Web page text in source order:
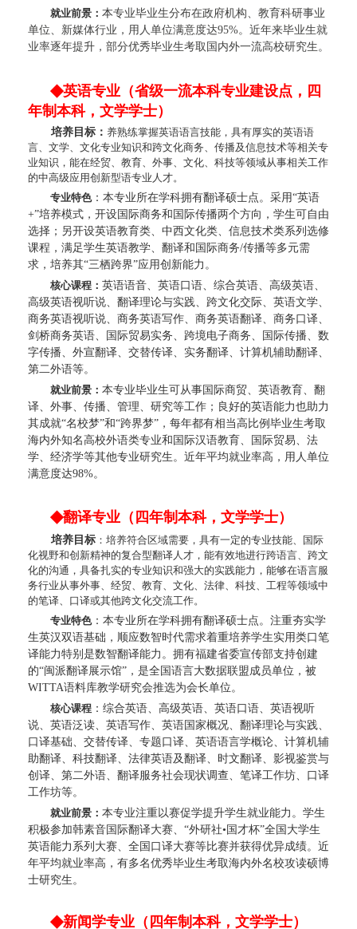
就业前景： 本专业毕业生分布在政府机构、教育科研事业
单位、新媒体行业，用人单位满意度达95%。近年来毕业生就
业率逐年提升，部分优秀毕业生考取国内外一流高校研究生。
◆英语专业 （省级一流本科专业建设点，四
年制本科，文学学士）
培养目标： 养熟练掌握英语语言技能，具有厚实的英语语
言、文学、文化专业知识和跨文化商务、传播及信息技术等相关专
业知识，能在经贸、教育、外事、文化、科技等领域从事相关工作
的中高级应用创新型语专业人才。
专业特色： 本专业所在学科拥有翻译硕士点。采用“英语
+”培养模式，开设国际商务和国际传播两个方向，学生可自由
选择；另开设英语教育类、中西文化类、信息技术类系列选修
课程，满足学生英语教学、翻译和国际商务/传播等多元需
求，培养其“三栖跨界”应用创新能力。
核心课程： 英语语音、英语口语、综合英语、高级英语、
高级英语视听说、翻译理论与实践、跨文化交际、英语文学、
商务英语视听说、商务英语写作、商务英语翻译、商务口译、
剑桥商务英语、国际贸易实务、跨境电子商务、国际传播、数
字传播、外宣翻译、交替传译、实务翻译、计算机辅助翻译、
第二外语等。
就业前景： 本专业毕业生可从事国际商贸、英语教育、翻
译、外事、传播、管理、研究等工作；良好的英语能力也助力
其成就“名校梦”和“跨界梦”，每年都有相当高比例毕业生考取
海内外知名高校外语类专业和国际汉语教育、国际贸易、法
学、经济学等其他专业研究生。近年平均就业率高，用人单位
满意度达98%。
◆翻译专业（四年制本科，文学学士）
培养目标 ：培养符合区域需要，具有一定的专业技能、国际
化视野和创新精神的复合型翻译人才，能有效地进行跨语言、跨文
化的沟通，具备扎实的专业知识和强大的实践能力，能够在语言服
务行业从事外事、经贸、教育、文化、法律、科技、工程等领域中
的笔译、口译或其他跨文化交流工作。
专业特色： 本专业所在学科拥有翻译硕士点。注重夯实学
生英汉双语基础，顺应数智时代需求着重培养学生实用类口笔
译能力特别是数智翻译能力。拥有福建省委宣传部支持创建
的“闽派翻译展示馆”，是全国语言大数据联盟成员单位，被
WITTA语料库教学研究会推选为会长单位。
核心课程 ： 综合英语、高级英语、英语口语、英语视听
说、英语泛读、英语写作、英语国家概况、翻译理论与实践、
口译基础、交替传译、专题口译、英语语言学概论、计算机辅
助翻译、科技翻译、法律英语及翻译、时文翻译、影视鉴赏与
创译、第二外语、翻译服务社会现状调查、笔译工作坊、口译
工作坊等。
就业前景： 本专业注重以赛促学提升学生就业能力。学生
积极参加韩素音国际翻译大赛、 “外研社•国才杯”全国大学生
英语能力系列大赛、全国口译大赛等比赛并获得优异成绩。近
年平均就业率高，有多名优秀毕业生考取海内外名校攻读硕博
士研究生。
◆新闻学专业 （四年制本科，文学学士）